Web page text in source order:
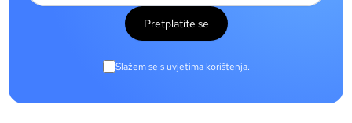
Pretplatite se
Slažem se s uvjetima korištenja.